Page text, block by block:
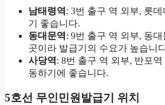
남태령역 : 3번 출구 역 외부, 롯
기 좋습니다.
동대문역 : 9번 출구 역 외부, 동
곳이라 발급기의 수요가 높습니
사당역 : 8번 출구 역 외부, 반포
동하기에 좋습니다.
5호선 무인민원발급기 위치